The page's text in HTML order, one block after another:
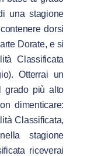
una stagione
dorsi
Dorate, e si
Classificata
Otterrai un
grado più alto
dimenticare:
Classificata,
stagione
riceverai